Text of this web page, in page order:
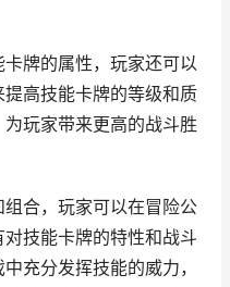
牌的属性，玩家还可以
高技能卡牌的等级和质
玩家带来更高的战斗胜
合，玩家可以在冒险公
技能卡牌的特性和战斗
充分发挥技能的威力，